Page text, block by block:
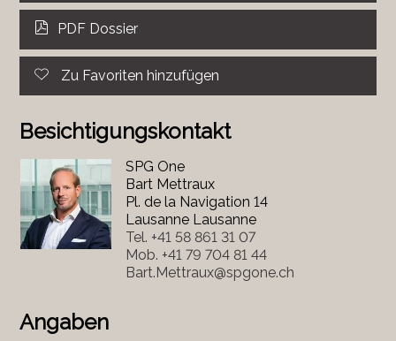
PDF Dossier
Zu Favoriten hinzufügen
Besichtigungskontakt
SPG One
Bart Mettraux
Pl. de la Navigation 14
Lausanne Lausanne
Tel. +41 58 861 31 07
Mob. +41 79 704 81 44
Bart.Mettraux@spgone.ch
Angaben